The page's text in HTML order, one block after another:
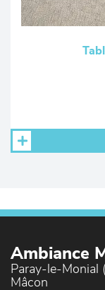
Ambiance
Paray-le-Monial
Mâcon